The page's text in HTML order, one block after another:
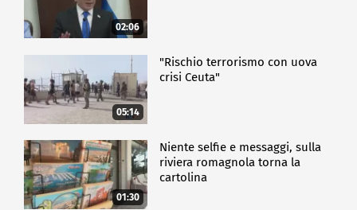
02:06
05:14
"Rischio terrorismo con uova
crisi Ceuta"
01:30
Niente selfie e messaggi, sulla
riviera romagnola torna la
cartolina